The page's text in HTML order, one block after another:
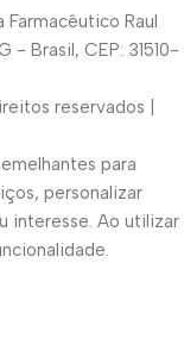
Farmacêutico Raul
- Brasil, CEP: 31510-
reservados |
para
personalizar
interesse. Ao utilizar